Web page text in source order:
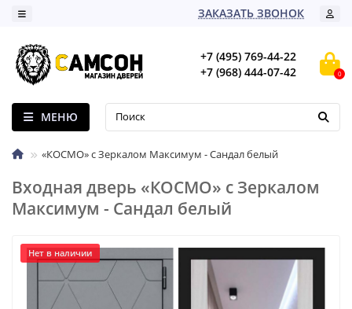
ЗАКАЗАТЬ ЗВОНОК
+7 (495) 769-44-22
+7 (968) 444-07-42
0
МЕНЮ
«КОСМО» с Зеркалом Максимум - Сандал белый
Входная дверь «КОСМО» с Зеркалом
Максимум - Сандал белый
Нет в наличии